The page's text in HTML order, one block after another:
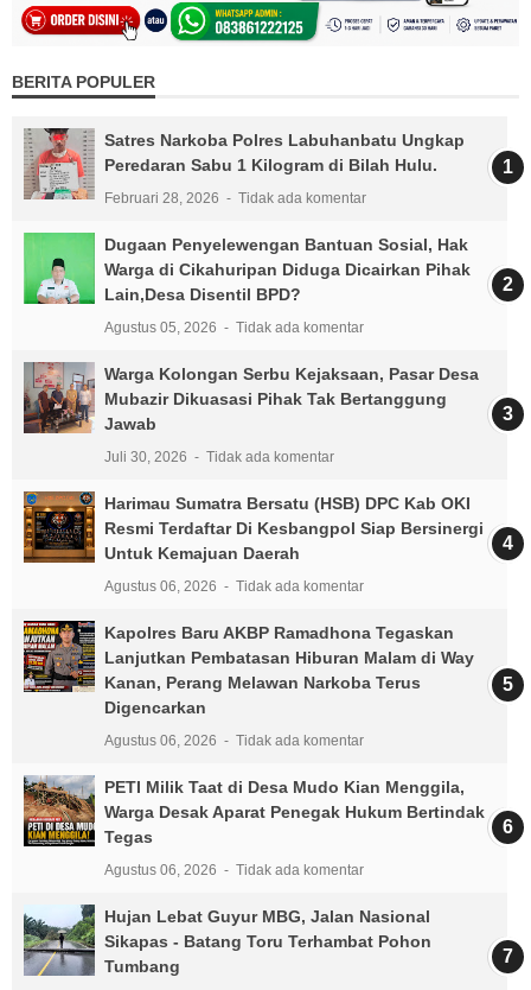
BERITA POPULER
Satres Narkoba Polres Labuhanbatu Ungkap
Peredaran Sabu 1 Kilogram di Bilah Hulu.
Februari 28, 2026 Tidak ada komentar
Dugaan Penyelewengan Bantuan Sosial, Hak
Warga di Cikahuripan Diduga Dicairkan Pihak
Lain,Desa Disentil BPD?
Agustus 05, 2026 Tidak ada komentar
Warga Kolongan Serbu Kejaksaan, Pasar Desa
Mubazir Dikuasasi Pihak Tak Bertanggung
Jawab
Juli 30, 2026 Tidak ada komentar
Harimau Sumatra Bersatu (HSB) DPC Kab OKI
Resmi Terdaftar Di Kesbangpol Siap Bersinergi
Untuk Kemajuan Daerah
Agustus 06, 2026 Tidak ada komentar
Kapolres Baru AKBP Ramadhona Tegaskan
Lanjutkan Pembatasan Hiburan Malam di Way
Kanan, Perang Melawan Narkoba Terus
Digencarkan
Agustus 06, 2026 Tidak ada komentar
PETI Milik Taat di Desa Mudo Kian Menggila,
Warga Desak Aparat Penegak Hukum Bertindak
Tegas
Agustus 06, 2026 Tidak ada komentar
Hujan Lebat Guyur MBG, Jalan Nasional
Sikapas - Batang Toru Terhambat Pohon
Tumbang